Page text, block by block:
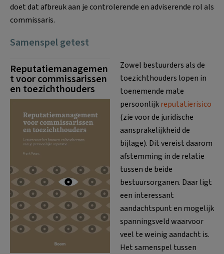
doet dat afbreuk aan je controlerende en adviserende rol als
commissaris.
Samenspel getest
Reputatiemanagemen
t voor commissarissen
en toezichthouders
Zowel bestuurders als de
toezichthouders lopen in
toenemende mate
persoonlijkreputatierisico
(zie voor de juridische
aansprakelijkheid de
bijlage). Dit vereist daarom
afstemming in de relatie
tussen de beide
bestuursorganen. Daar ligt
een interessant
aandachtspunt en mogelijk
spanningsveld waarvoor
veel te weinig aandacht is.
Het samenspel tussen